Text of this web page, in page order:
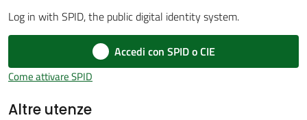
Castello
d'Argile
Log in with SPID, the public digital identity system.
Accedi con SPID o CIE
Come attivare SPID
Altre utenze